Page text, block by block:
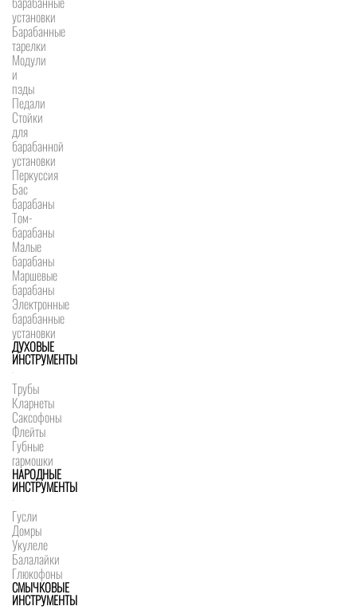
установки
Барабанные
тарелки
Модули
и
пэды
Педали
Стойки
для
барабанной
установки
Перкуссия
Бас
барабаны
Том-
барабаны
Малые
барабаны
Маршевые
барабаны
Электронные
барабанные
установки
ДУХОВЫЕ
ИНСТРУМЕНТЫ
Трубы
Кларнеты
Саксофоны
Флейты
Губные
гармошки
НАРОДНЫЕ
ИНСТРУМЕНТЫ
Гусли
Домры
Укулеле
Балалайки
Глюкофоны
СМЫЧКОВЫЕ
ИНСТРУМЕНТЫ